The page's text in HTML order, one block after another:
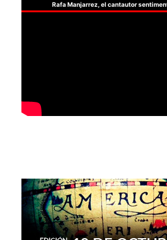
Rafa Manjarrez, el cantautor